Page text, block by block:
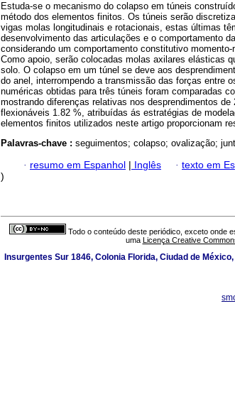
Estuda-se o mecanismo do colapso em túneis
método dos elementos finitos. Os túneis serão
vigas molas longitudinais e rotacionais, estas últimas
desenvolvimento das articulações e o comportamento
considerando um comportamento constitutivo
Como apoio, serão colocadas molas axilares elásticas
solo. O colapso em um túnel se deve aos
do anel, interrompendo a transmissão das forças entre
numéricas obtidas para três túneis foram comparadas
mostrando diferenças relativas nos desprendimentos
flexionáveis 1.82 %, atribuídas ás estratégias de
elementos finitos utilizados neste artigo proporcionam
Palavras-chave : seguimentos; colapso; ovalização;
· resumo em Espanhol | Inglês · texto em
)
Todo o conteúdo deste periódico, exceto onde
uma Licença Creative
Insurgentes Sur 1846, Colonia Florida, Ciudad de